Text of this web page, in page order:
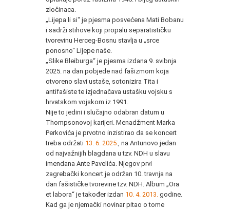
zločinaca.
„Lijepa li si“ je pjesma posvećena Mati Bobanu
i sadrži stihove koji propalu separatističku
tvorevinu Herceg-Bosnu stavlja u „srce
ponosno“ Lijepe naše.
„Slike Bleiburga“ je pjesma izdana 9. svibnja
2025. na dan pobjede nad fašizmom koja
otvoreno slavi ustaše, sotonizira Tita i
antifašiste te izjednačava ustašku vojsku s
hrvatskom vojskom iz 1991.
Nije to jedini i slučajno odabran datum u
Thompsonovoj karijeri. Menadžment Marka
Perkovića je prvotno inzistirao da se koncert
treba održati 13. 6. 2025. , na Antunovo jedan
od najvažnijih blagdana u tzv. NDH u slavu
imendana Ante Pavelića. Njegov prvi
zagrebački koncert je održan 10. travnja na
dan fašističke tvorevine tzv. NDH. Album „Ora
et labora“ je također izdan 10. 4. 2013 godine.
Kad ga je njemački novinar pitao o tome